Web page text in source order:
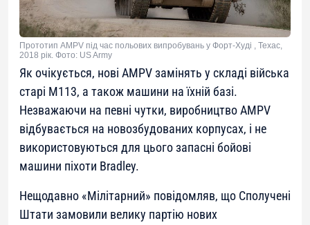
Прототип AMPV під час польових випробувань у Форт-Худі , Техас,
2018 рік. Фото: US Army
Як очікується, нові AMPV замінять у складі війська
старі М113, а також машини на їхній базі.
Незважаючи на певні чутки, виробництво AMPV
відбувається на новозбудованих корпусах, і не
використовуються для цього запасні бойові
машини піхоти Bradley.
Нещодавно «Мілітарний» повідомляв, що Сполучені
Штати замовили велику партію нових